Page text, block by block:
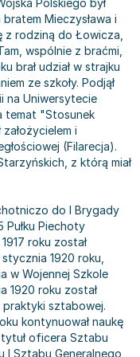
2 lat
do 2 lat
- książki
Polskiego był
Mieczysława i
z rodziną do Łowicza,
wspólnie z braćmi,
brał udział w strajku
ze szkoły. Podjął
na Uniwersytecie
temat "Stosunek
i
(Filarecja).
z którą miał
do I Brygady
Pułku Piechoty
roku został
1920 roku,
w Wojennej Szkole
1920 roku został
sztabowej.
kontynuował naukę
tytuł oficera Sztabu
I Sztabu Generalnego